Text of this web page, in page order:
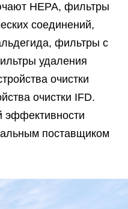
HEPA, фильтры
соединений,
фильтры с
удаления
очистки
очистки IFD.
эффективности
поставщиком
Китая. Henka
фильтры, но и